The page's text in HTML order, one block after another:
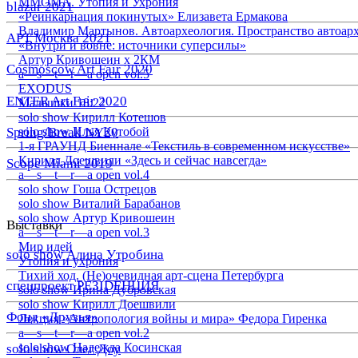
blazar 2021
АРТ Москва 2021
Cosmoscow Art Fair 2020
ENTER Art Fair 2020
Spring/Break NY20
Scope Miami 2019
Выставки
solo show Алина Утробина
спецпроект РЕЗIDЕНЦИЯ
Фонд «Друзья»
solo show Олег Доу
«Реинкарнация покинутых» Елизавета Ермакова
Владимир Мартынов. Автоархеология. Пространство
«Внутри и вовне: источники суперсилы»
Артур Кривошеин х 2КМ
a—s—t—r—a open vol.5
EXODUS
Малышки 18:22
solo show Кирилл Котешов
solo show Илья Кутобой
1-я ГРАУНД Биеннале «Текстиль в современном искусстве»
Кирилл Доешвили «Здесь и сейчас навсегда»
a—s—t—r—a open vol.4
solo show Гоша Острецов
solo show Виталий Барабанов
solo show Артур Кривошеин
a—s—t—r—a open vol.3
Мир идей
Утопия и ухрония
Тихий ход. (Не)очевидная арт-сцена Петербурга
solo show Ирина Дубровская
solo show Кирилл Доешвили
Лекция «Антропология войны и мира» Федора Гиренка
a—s—t—r—a open vol.2
solo show Надежда Косинская